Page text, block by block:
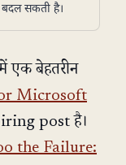
सकती है।
बेहतरीन
Microsoft
post है।
the Failure: